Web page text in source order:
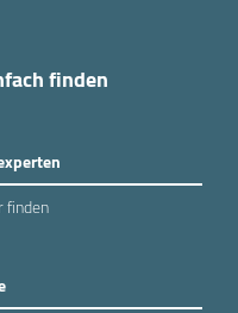
finden
finden